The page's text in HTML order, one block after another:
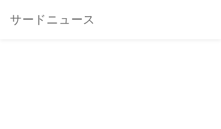
サードニュース